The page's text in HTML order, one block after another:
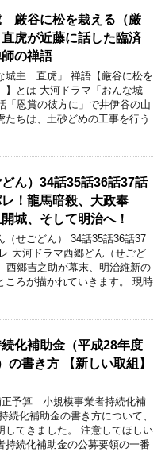
厳谷に松を栽える（厳
虎が近藤に話した臨済
の禅語
城主 直虎」 禅語【厳谷に松を
】とは 大河ドラマ「おんな城
恩賞の彼方に」で井伊谷の山
たちは、土砂どめの工事を行う
ん）34話35話36話37話
！龍馬暗殺、大政奉
城、そして明治へ！
（せごどん） 34話35話36話37
大河ドラマ西郷どん（せごど
西郷吉之助が幕末、明治維新の
ころが描かれていきます。 現時
化補助金（平成28年度
の書き方 【新しい取組】
正予算 小規模事業者持続化補
続化補助金の書き方について、
してきました。 注意してほしい
持続化補助金の公募要領の一番